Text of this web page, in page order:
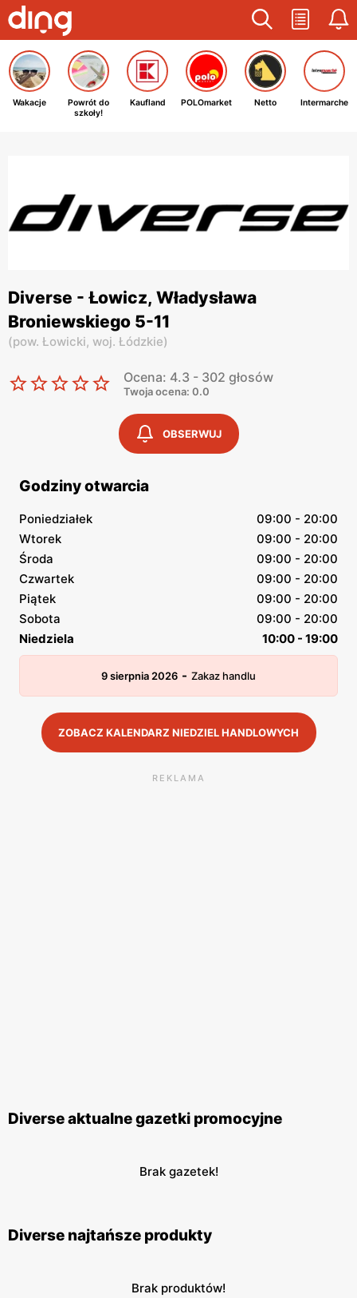
Wakacje
Powrót do
szkoły!
Kaufland POLOmarket Netto Intermarche
Diverse - Łowicz, Władysława
Broniewskiego 5-11
(pow. Łowicki, woj. Łódzkie)
Ocena: 4.3 - 302 głosów
Twoja ocena: 0.0
OBSERWUJ
Godziny otwarcia
Poniedziałek
09:00 - 20:00
Wtorek
09:00 - 20:00
Środa
09:00 - 20:00
Czwartek
09:00 - 20:00
Piątek
09:00 - 20:00
Sobota
09:00 - 20:00
Niedziela
10:00 - 19:00
9 sierpnia 2026 - Zakaz handlu
ZOBACZ KALENDARZ NIEDZIEL HANDLOWYCH
REKLAMA
Diverse aktualne gazetki promocyjne
Brak gazetek!
Diverse najtańsze produkty
Brak produktów!